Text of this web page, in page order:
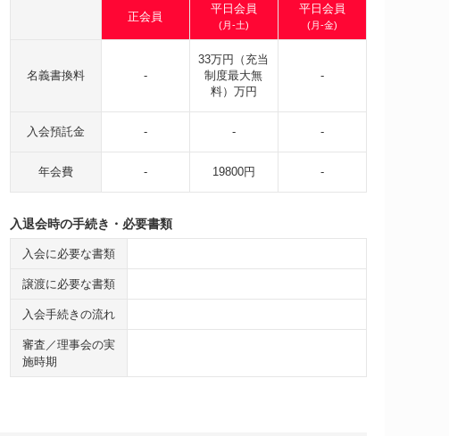
正会員
平日会員
(月-土)
平日会員
(月-金)
名義書換料 -
33万円（充当
制度最大無
料）万円
-
入会預託金 - - -
年会費 - 19800円 -
入退会時の手続き・必要書類
入会に必要な書類
譲渡に必要な書類
入会手続きの流れ
審査／理事会の実
施時期